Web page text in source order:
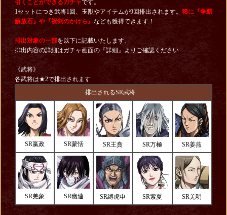
引くことができるガチャです。
1セットにつき武将1回、玉獣やアイテムが9回排出されます。 稀に『争覇
解放石』や『祝剣のかけら』 なども獲得できます！
排出対象の一部を以下に記載いたします。
排出内容の詳細はガチャ画面の『詳細』よりご確認ください
《武将》
各武将は★2で排出されます
排出されるSR武将
SR嬴政 SR蒙恬 SR王賁 SR万極 SR姜燕
SR羌象 SR幽連 SR縛虎申 SR紫夏 SR羌明